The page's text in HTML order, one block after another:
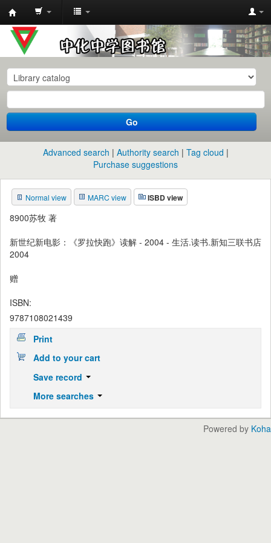
中
化
中
学
图
书
馆
目
录
Go
Advanced search Authority search
Tag cloud
Purchase suggestions
Normal view MARC view ISBD view
8900苏牧 著
新世纪新电影：《罗拉快跑》读解 - 2004 - 生活.读书.新知三联书店
2004
赠
ISBN:
9787108021439
Print
Add to your cart
Save record
More searches
Powered by Koha